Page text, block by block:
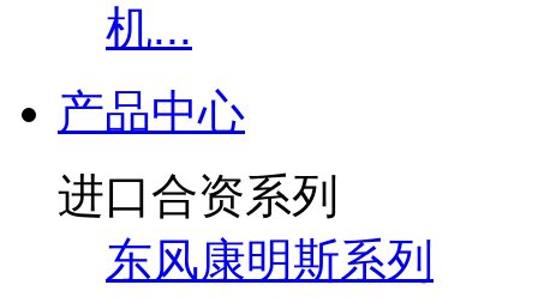
机...
产品中心
进口合资系列
东风康明斯系列